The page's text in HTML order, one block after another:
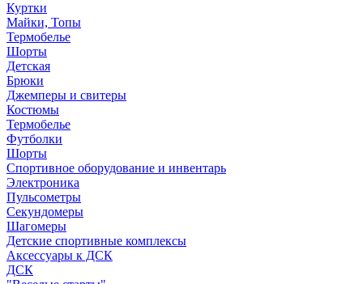
Куртки
Майки, Топы
Термобелье
Шорты
Детская
Брюки
Джемперы и свитеры
Костюмы
Термобелье
Футболки
Шорты
Спортивное оборудование и инвентарь
Электроника
Пульсометры
Секундомеры
Шагомеры
Детские спортивные комплексы
Аксессуары к ДСК
ДСК